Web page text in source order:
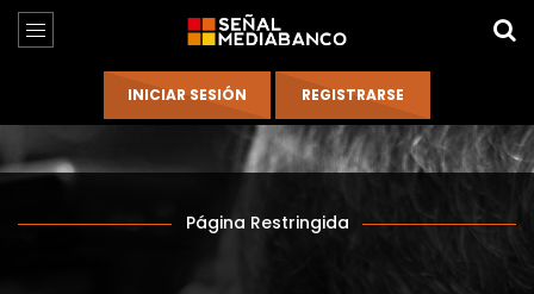
Página Restringida